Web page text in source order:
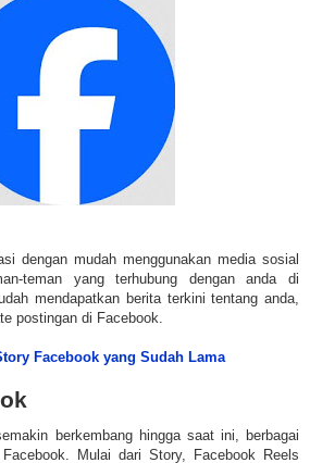
dengan mudah menggunakan media sosial
teman yang terhubung dengan anda di
mendapatkan berita terkini tentang anda,
postingan di Facebook.
Facebook yang Sudah Lama
berkembang hingga saat ini, berbagai
Mulai dari Story, Facebook Reels